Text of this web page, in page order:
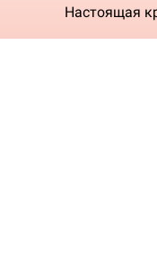
Настоящая